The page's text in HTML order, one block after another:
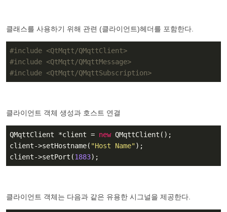
클래스를 사용하기 위해 관련 (클라이언트)헤더를 포함한다.
#include <QtMqtt/QMqttClient>
#include <QtMqtt/QMqttMessage>
#include <QtMqtt/QMqttSubscription>
클라이언트 객체 생성과 호스트 연결
QMqttClient *client = new QMqttClient();
client->setHostname( "Host Name");
client->setPort(1883);
클라이언트 객체는 다음과 같은 유용한 시그널을 제공한다.